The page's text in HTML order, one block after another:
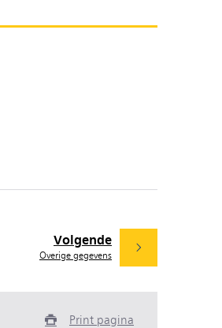
Volgende
Overige gegevens
Print pagina